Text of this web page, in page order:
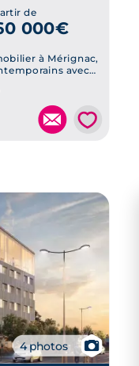
de
000€
à Mérignac,
avec
aux normes
💗
4 photos 📷